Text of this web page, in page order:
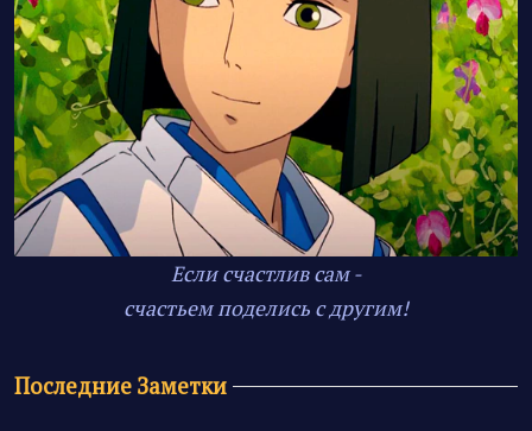
Если счастлив сам -
счастьем поделись с другим!
Последние Заметки